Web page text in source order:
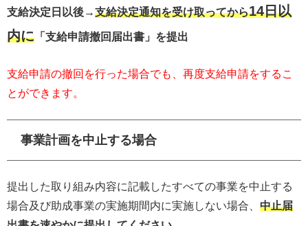
支給決定日以後→支給決定通知を受け取ってから14日以
内に 「支給申請撤回届出書」を提出
支給申請の撤回を行った場合でも、再度支給申請をするこ
とができます。
事業計画を中止する場合
提出した取り組み内容に記載したすべての事業を中止する
場合及び助成事業の実施期間内に実施しない場合、 中止届